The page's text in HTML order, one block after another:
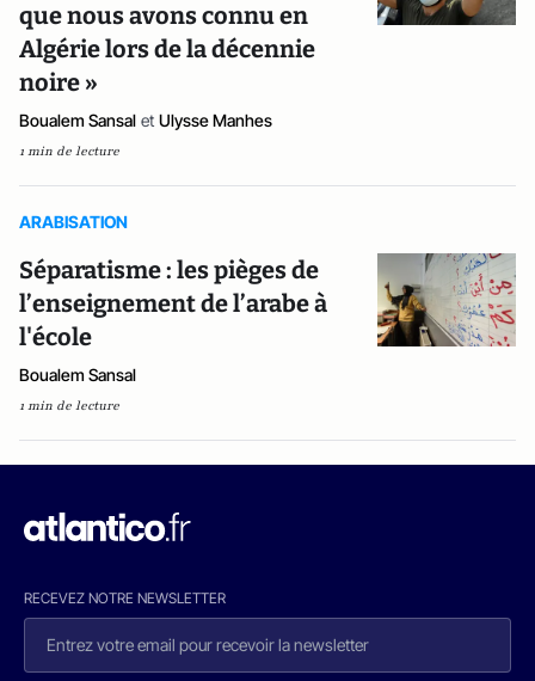
que nous avons connu en
Algérie lors de la décennie
noire »
Boualem Sansal et Ulysse Manhes
1 min de lecture
ARABISATION
Séparatisme : les pièges de
l’enseignement de l’arabe à
l'école
Boualem Sansal
1 min de lecture
RECEVEZ NOTRE NEWSLETTER